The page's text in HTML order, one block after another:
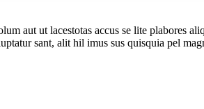
aut ut lacestotas accus se lite plabores
sant, alit hil imus sus quisquia pel